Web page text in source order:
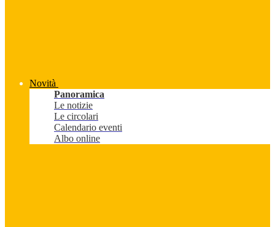
Novità
Panoramica
Le notizie
Le circolari
Calendario eventi
Albo online